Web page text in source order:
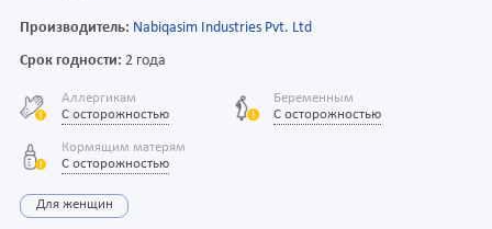
Производитель: Nabiqasim Industries Pvt. Ltd
Срок годности: 2 года
Аллергикам
С осторожностью
Беременным
С осторожностью
Кормящим матерям
С осторожностью
Для женщин